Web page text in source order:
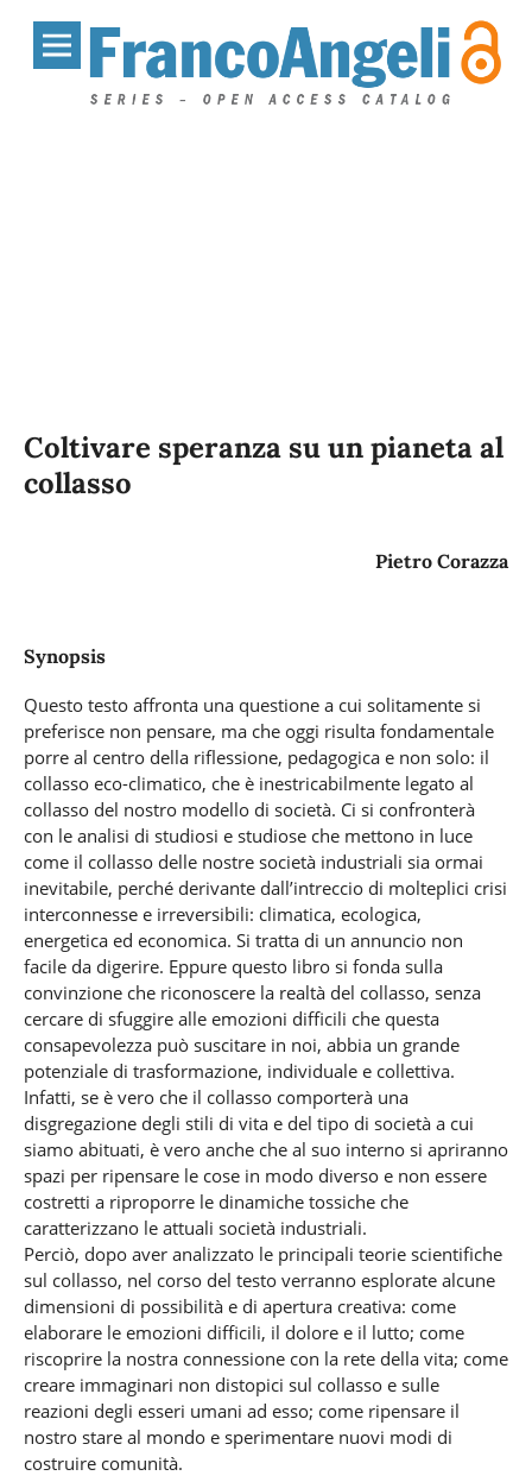
Coltivare speranza su un pianeta al
collasso
Pietro Corazza
Synopsis
Questo testo affronta una questione a cui solitamente si
preferisce non pensare, ma che oggi risulta fondamentale
porre al centro della riflessione, pedagogica e non solo: il
collasso eco-climatico, che è inestricabilmente legato al
collasso del nostro modello di società. Ci si confronterà
con le analisi di studiosi e studiose che mettono in luce
come il collasso delle nostre società industriali sia ormai
inevitabile, perché derivante dall’intreccio di molteplici crisi
interconnesse e irreversibili: climatica, ecologica,
energetica ed economica. Si tratta di un annuncio non
facile da digerire. Eppure questo libro si fonda sulla
convinzione che riconoscere la realtà del collasso, senza
cercare di sfuggire alle emozioni difficili che questa
consapevolezza può suscitare in noi, abbia un grande
potenziale di trasformazione, individuale e collettiva.
Infatti, se è vero che il collasso comporterà una
disgregazione degli stili di vita e del tipo di società a cui
siamo abituati, è vero anche che al suo interno si apriranno
spazi per ripensare le cose in modo diverso e non essere
costretti a riproporre le dinamiche tossiche che
caratterizzano le attuali società industriali.
Perciò, dopo aver analizzato le principali teorie scientifiche
sul collasso, nel corso del testo verranno esplorate alcune
dimensioni di possibilità e di apertura creativa: come
elaborare le emozioni difficili, il dolore e il lutto; come
riscoprire la nostra connessione con la rete della vita; come
creare immaginari non distopici sul collasso e sulle
reazioni degli esseri umani ad esso; come ripensare il
nostro stare al mondo e sperimentare nuovi modi di
costruire comunità.